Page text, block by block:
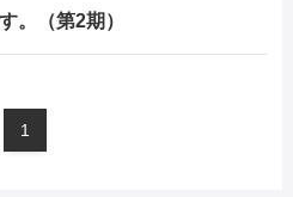
。（第2期）
1